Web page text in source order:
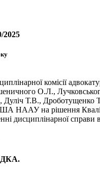
комісії
О.Л.,
Дуліч Т.В.,
НААУ на рішення
дисциплінарної справи